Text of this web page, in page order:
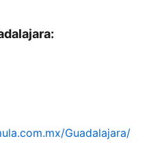
Guadalajara/